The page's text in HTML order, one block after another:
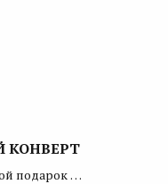
КОНВЕРТ
подарок в